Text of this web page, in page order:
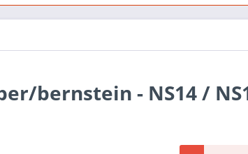
bernstein - NS14 /